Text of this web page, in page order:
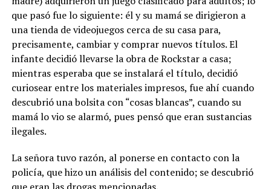
que pasó fue lo siguiente: él y su mamá se dirigieron a
una tienda de videojuegos cerca de su casa para,
precisamente, cambiar y comprar nuevos títulos. El
infante decidió llevarse la obra de Rockstar a casa;
mientras esperaba que se instalará el título, decidió
curiosear entre los materiales impresos, fue ahí cuando
descubrió una bolsita con “cosas blancas”, cuando su
mamá lo vio se alarmó, pues pensó que eran sustancias
ilegales.
La señora tuvo razón, al ponerse en contacto con la
policía, que hizo un análisis del contenido; se descubrió